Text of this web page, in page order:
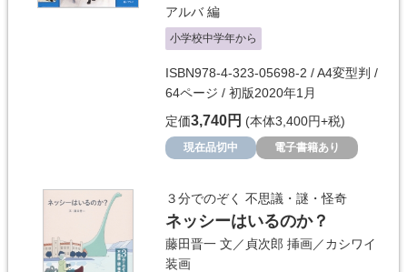
アルバ編
小学校中学年から
ISBN978-4-323-05698-2 / A4変型判 /
64ページ / 初版2020年1月
定価3,740円 (本体3,400円+税)
現在品切中 電子書籍あり
３分でのぞく 不思議・謎・怪奇
ネッシーはいるのか？
藤田晋一 文／ 貞次郎 挿画／カシワイ
装画